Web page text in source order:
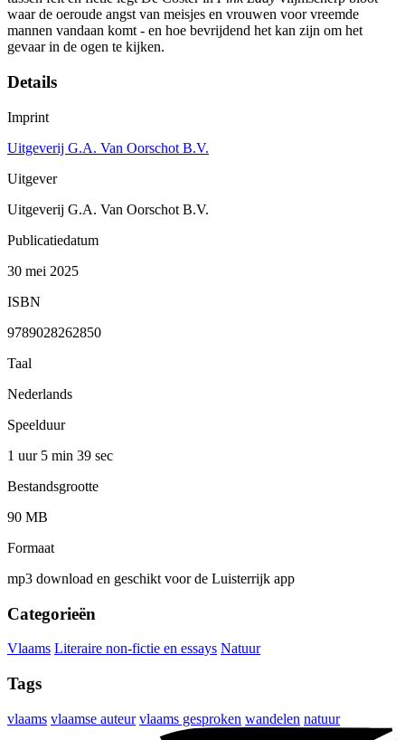
waar de oeroude angst van meisjes en vrouwen voor vreemde
mannen vandaan komt - en hoe bevrijdend het kan zijn om het
gevaar in de ogen te kijken.
Details
Imprint
Uitgeverij G.A. Van Oorschot B.V.
Uitgever
Uitgeverij G.A. Van Oorschot B.V.
Publicatiedatum
30 mei 2025
ISBN
9789028262850
Taal
Nederlands
Speelduur
1 uur 5 min 39 sec
Bestandsgrootte
90 MB
Formaat
mp3 download en geschikt voor de Luisterrijk app
Categorieën
Vlaams Literaire non-fictie en essays Natuur
Tags
vlaams vlaamse auteur vlaams gesproken wandelen natuur